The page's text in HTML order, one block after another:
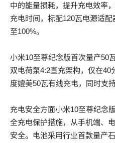
中的能量损耗，提升充电效率
充电时间，标配120瓦电源适
至100%。
小米10至尊纪念版首次量产50
双电荷泵4:2直充架构，仅在
度媲美50瓦有线充电，同时支
充电安全方面小米10至尊纪念
全 充电保护措施，从手机端、
安全。电池采用行业首款量产